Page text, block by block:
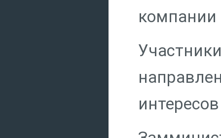
компании